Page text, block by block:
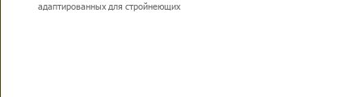
адаптированных для стройнеющих